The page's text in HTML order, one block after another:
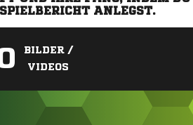
ANLEGST.
BILDER /
VIDEOS